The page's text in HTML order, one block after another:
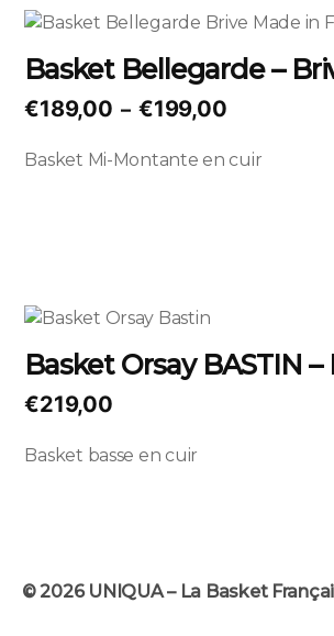
la
du
produit
Basket Bellegarde –
€189,00 – €199,00Plage
prix :
Basket Mi-Montante en cuir
Ce
a
plusieurs
variations.
Les
la
du
produit
Basket Orsay BASTIN
€219,00
Basket basse en cuir
Ce
a
plusieurs
variations.
Les
sur
© 2026 UNIQUA – La Basket